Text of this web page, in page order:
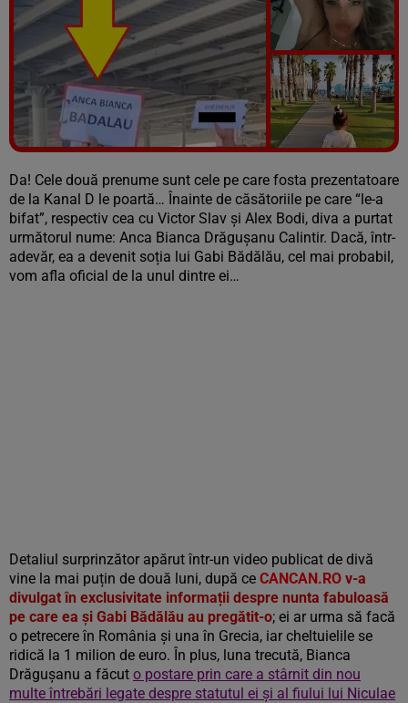
Vezi galeria foto
7 poze
Da! Cele două prenume sunt cele pe care fosta prezentatoare
de la Kanal D le poartă… Înainte de căsătoriile pe care “le-a
bifat”, respectiv cea cu Victor Slav și Alex Bodi, diva a purtat
următorul nume: Anca Bianca Drăguşanu Calintir. Dacă, într-
adevăr, ea a devenit soția lui Gabi Bădălău, cel mai probabil,
vom afla oficial de la unul dintre ei…
Detaliul surprinzător apărut într-un video publicat de divă
vine la mai puțin de două luni, după ce CANCAN.RO v-a
divulgat în exclusivitate informații despre nunta fabuloasă
pe care ea și Gabi Bădălău au pregătit-o; ei ar urma să facă
o petrecere în România și una în Grecia, iar cheltuielile se
ridică la 1 milion de euro. În plus, luna trecută, Bianca
Drăgușanu a făcut o postare prin care a stârnit din nou
multe întrebări legate despre statutul ei și al fiului lui Niculae